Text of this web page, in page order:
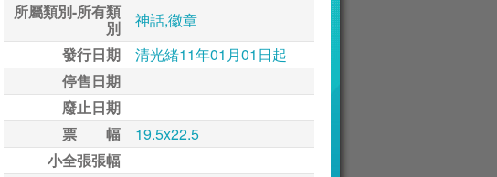
所屬類別-所有類
別
神話,徽章
發行日期
清光緒11年01月01日起
停售日期
廢止日期
票 幅
19.5x22.5
小全張張幅